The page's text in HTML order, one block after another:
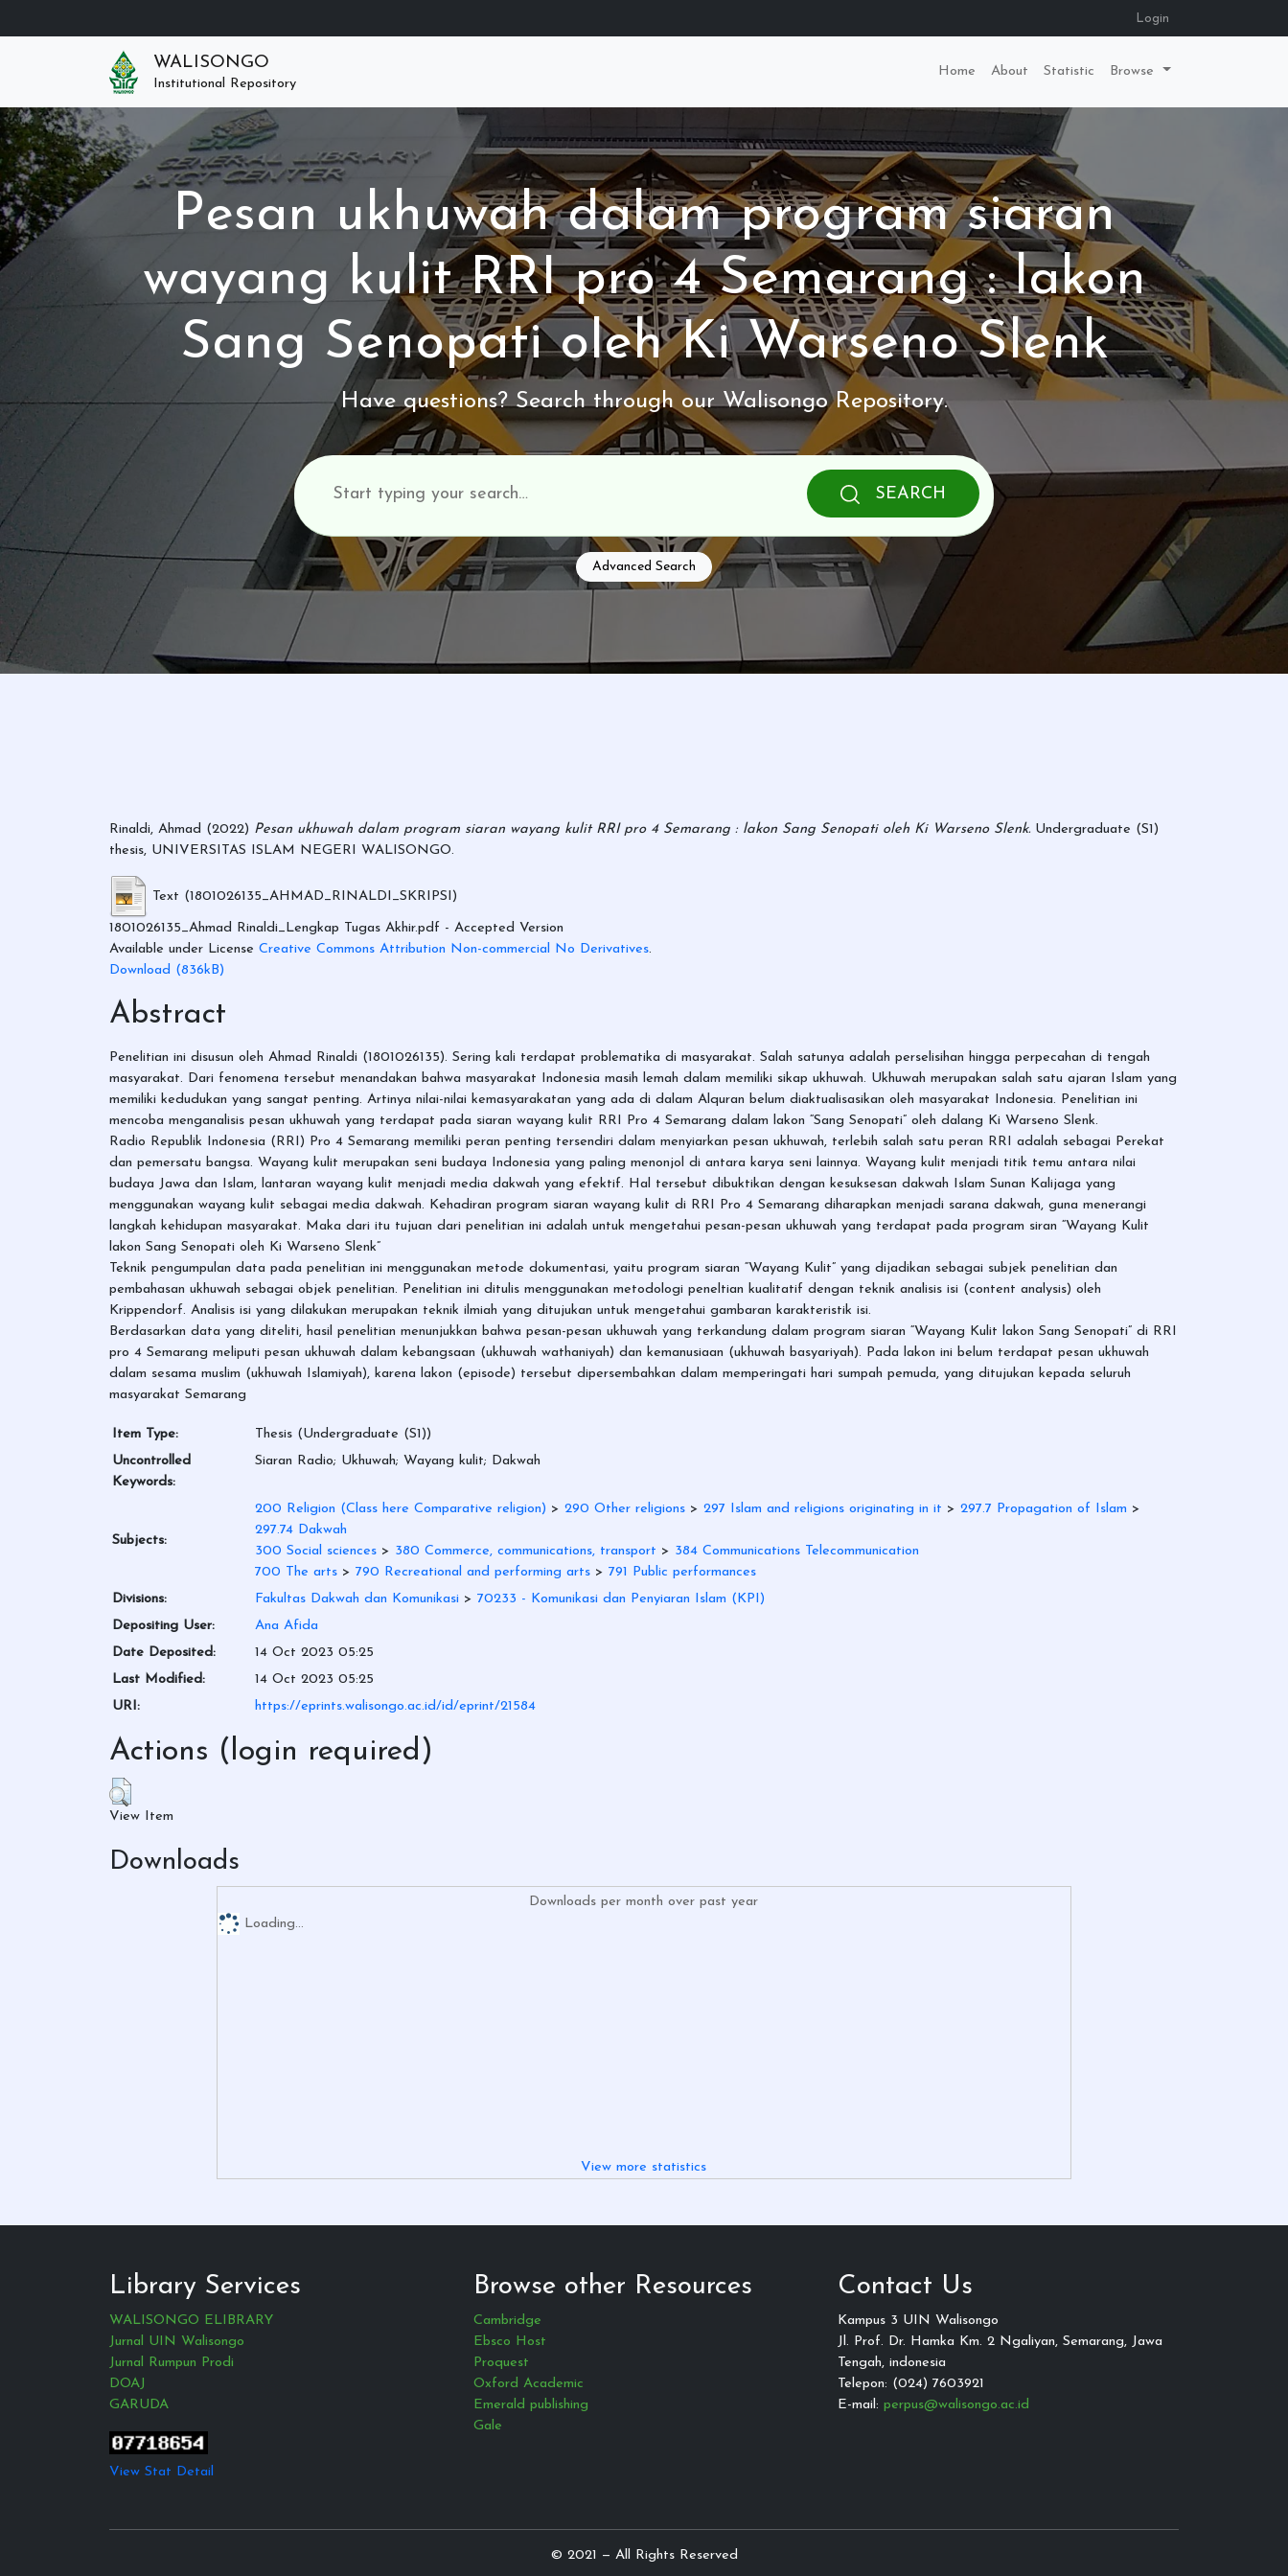
Login
WALISONGO
Institutional Repository
Home About Statistic Browse
Pesan ukhuwah dalam program siaran
wayang kulit RRI pro 4 Semarang : lakon
Sang Senopati oleh Ki Warseno Slenk
Have questions? Search through our Walisongo Repository.
SEARCH
Advanced Search
Rinaldi, Ahmad (2022) Pesan ukhuwah dalam program siaran wayang kulit RRI pro 4 Semarang : lakon Sang Senopati oleh Ki Warseno Slenk. Undergraduate (S1)
thesis, UNIVERSITAS ISLAM NEGERI WALISONGO.
Text (1801026135_AHMAD_RINALDI_SKRIPSI)
1801026135_Ahmad Rinaldi_Lengkap Tugas Akhir.pdf - Accepted Version
Available under License Creative Commons Attribution Non-commercial No Derivatives.
Download (836kB)
Abstract
Penelitian ini disusun oleh Ahmad Rinaldi (1801026135). Sering kali terdapat problematika di masyarakat. Salah satunya adalah perselisihan hingga perpecahan di tengah
masyarakat. Dari fenomena tersebut menandakan bahwa masyarakat Indonesia masih lemah dalam memiliki sikap ukhuwah. Ukhuwah merupakan salah satu ajaran Islam yang
memiliki kedudukan yang sangat penting. Artinya nilai-nilai kemasyarakatan yang ada di dalam Alquran belum diaktualisasikan oleh masyarakat Indonesia. Penelitian ini
mencoba menganalisis pesan ukhuwah yang terdapat pada siaran wayang kulit RRI Pro 4 Semarang dalam lakon “Sang Senopati” oleh dalang Ki Warseno Slenk.
Radio Republik Indonesia (RRI) Pro 4 Semarang memiliki peran penting tersendiri dalam menyiarkan pesan ukhuwah, terlebih salah satu peran RRI adalah sebagai Perekat
dan pemersatu bangsa. Wayang kulit merupakan seni budaya Indonesia yang paling menonjol di antara karya seni lainnya. Wayang kulit menjadi titik temu antara nilai
budaya Jawa dan Islam, lantaran wayang kulit menjadi media dakwah yang efektif. Hal tersebut dibuktikan dengan kesuksesan dakwah Islam Sunan Kalijaga yang
menggunakan wayang kulit sebagai media dakwah. Kehadiran program siaran wayang kulit di RRI Pro 4 Semarang diharapkan menjadi sarana dakwah, guna menerangi
langkah kehidupan masyarakat. Maka dari itu tujuan dari penelitian ini adalah untuk mengetahui pesan-pesan ukhuwah yang terdapat pada program siran “Wayang Kulit
lakon Sang Senopati oleh Ki Warseno Slenk”
Teknik pengumpulan data pada penelitian ini menggunakan metode dokumentasi, yaitu program siaran “Wayang Kulit” yang dijadikan sebagai subjek penelitian dan
pembahasan ukhuwah sebagai objek penelitian. Penelitian ini ditulis menggunakan metodologi peneltian kualitatif dengan teknik analisis isi (content analysis) oleh
Krippendorf. Analisis isi yang dilakukan merupakan teknik ilmiah yang ditujukan untuk mengetahui gambaran karakteristik isi.
Berdasarkan data yang diteliti, hasil penelitian menunjukkan bahwa pesan-pesan ukhuwah yang terkandung dalam program siaran “Wayang Kulit lakon Sang Senopati” di RRI
pro 4 Semarang meliputi pesan ukhuwah dalam kebangsaan (ukhuwah wathaniyah) dan kemanusiaan (ukhuwah basyariyah). Pada lakon ini belum terdapat pesan ukhuwah
dalam sesama muslim (ukhuwah Islamiyah), karena lakon (episode) tersebut dipersembahkan dalam memperingati hari sumpah pemuda, yang ditujukan kepada seluruh
masyarakat Semarang
Item Type:
Thesis (Undergraduate (S1))
Uncontrolled
Keywords:
Siaran Radio; Ukhuwah; Wayang kulit; Dakwah
Subjects:
200 Religion (Class here Comparative religion) > 290 Other religions > 297 Islam and religions originating in it > 297.7 Propagation of Islam >
297.74 Dakwah
300 Social sciences > 380 Commerce, communications, transport > 384 Communications Telecommunication
700 The arts > 790 Recreational and performing arts > 791 Public performances
Divisions:
Fakultas Dakwah dan Komunikasi > 70233 - Komunikasi dan Penyiaran Islam (KPI)
Depositing User:
Ana Afida
Date Deposited:
14 Oct 2023 05:25
Last Modified:
14 Oct 2023 05:25
URI:
https://eprints.walisongo.ac.id/id/eprint/21584
Actions (login required)
View Item
Downloads
Downloads per month over past year
Loading...
View more statistics
Library Services
WALISONGO ELIBRARY
Jurnal UIN Walisongo
Jurnal Rumpun Prodi
DOAJ
GARUDA
View Stat Detail
Browse other Resources
Cambridge
Ebsco Host
Proquest
Oxford Academic
Emerald publishing
Gale
Contact Us
Kampus 3 UIN Walisongo
Jl. Prof. Dr. Hamka Km. 2 Ngaliyan, Semarang, Jawa
Tengah, indonesia
Telepon: (024) 7603921
E-mail: perpus@walisongo.ac.id
© 2021 — All Rights Reserved